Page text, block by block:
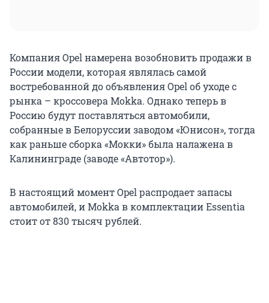
Компания Opel намерена возобновить продажи в
России модели, которая являлась самой
востребованной до объявления Opel об уходе с
рынка – кроссовера Mokka. Однако теперь в
Россию будут поставляться автомобили,
собранные в Белоруссии заводом «Юнисон», тогда
как раньше сборка «Мокки» была налажена в
Калининграде (заводе «Автотор»).
В настоящий момент Opel распродает запасы
автомобилей, и Mokka в комплектации Essentia
стоит от 830 тысяч рублей.